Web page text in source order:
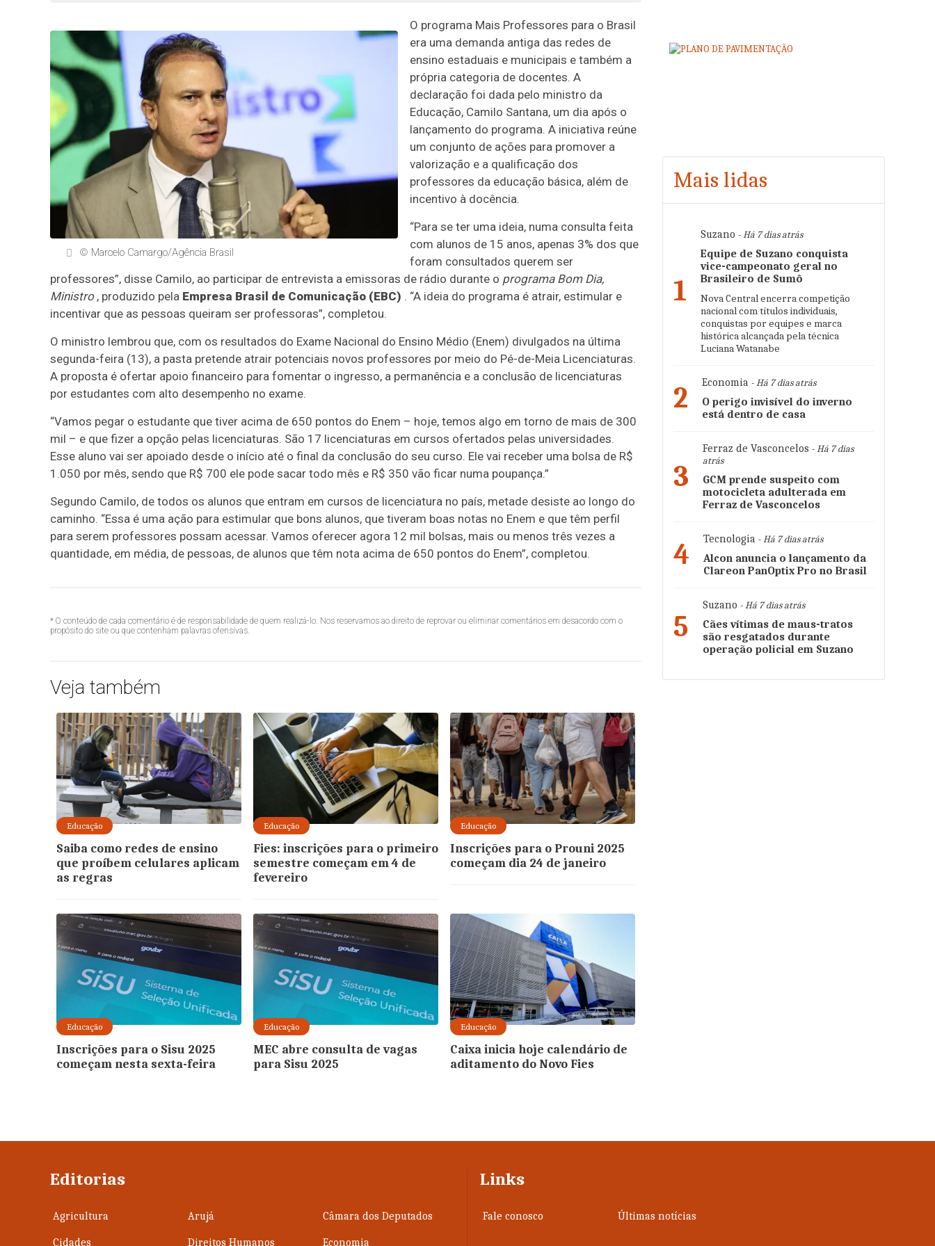
© Marcelo Camargo/Agência Brasil
O programa Mais Professores para o Brasil
era uma demanda antiga das redes de
ensino estaduais e municipais e também a
própria categoria de docentes. A
declaração foi dada pelo ministro da
Educação, Camilo Santana, um dia após o
lançamento do programa. A iniciativa reúne
um conjunto de ações para promover a
valorização e a qualificação dos
professores da educação básica, além de
incentivo à docência.
“Para se ter uma ideia, numa consulta feita
com alunos de 15 anos, apenas 3% dos que
foram consultados querem ser
professores”, disse Camilo, ao participar de entrevista a emissoras de rádio durante o programa Bom Dia,
Ministro, produzido pela Empresa Brasil de Comunicação (EBC) . “A ideia do programa é atrair, estimular e
incentivar que as pessoas queiram ser professoras”, completou.
O ministro lembrou que, com os resultados do Exame Nacional do Ensino Médio (Enem) divulgados na última
segunda-feira (13), a pasta pretende atrair potenciais novos professores por meio do Pé-de-Meia Licenciaturas.
A proposta é ofertar apoio financeiro para fomentar o ingresso, a permanência e a conclusão de licenciaturas
por estudantes com alto desempenho no exame.
“Vamos pegar o estudante que tiver acima de 650 pontos do Enem – hoje, temos algo em torno de mais de 300
mil – e que fizer a opção pelas licenciaturas. São 17 licenciaturas em cursos ofertados pelas universidades.
Esse aluno vai ser apoiado desde o início até o final da conclusão do seu curso. Ele vai receber uma bolsa de R$
1.050 por mês, sendo que R$ 700 ele pode sacar todo mês e R$ 350 vão ficar numa poupança.”
Segundo Camilo, de todos os alunos que entram em cursos de licenciatura no país, metade desiste ao longo do
caminho. “Essa é uma ação para estimular que bons alunos, que tiveram boas notas no Enem e que têm perfil
para serem professores possam acessar. Vamos oferecer agora 12 mil bolsas, mais ou menos três vezes a
quantidade, em média, de pessoas, de alunos que têm nota acima de 650 pontos do Enem”, completou.
* O conteúdo de cada comentário é de responsabilidade de quem realizá-lo. Nos reservamos ao direito de reprovar ou eliminar comentários em desacordo com o
propósito do site ou que contenham palavras ofensivas.
Veja também
Educação
Saiba como redes de ensino
que proíbem celulares aplicam
as regras
Educação
Fies: inscrições para o primeiro
semestre começam em 4 de
fevereiro
Educação
Inscrições para o Prouni 2025
começam dia 24 de janeiro
Educação
Inscrições para o Sisu 2025
começam nesta sexta-feira
Educação
MEC abre consulta de vagas
para Sisu 2025
Educação
Caixa inicia hoje calendário de
aditamento do Novo Fies
Mais lidas
1
Suzano - Há 7 dias atrás
Equipe de Suzano conquista
vice-campeonato geral no
Brasileiro de Sumô
Nova Central encerra competição
nacional com títulos individuais,
conquistas por equipes e marca
histórica alcançada pela técnica
Luciana Watanabe
2 Economia - Há 7 dias atrás
O perigo invisível do inverno
está dentro de casa
3
Ferraz de Vasconcelos - Há 7 dias
atrás
GCM prende suspeito com
motocicleta adulterada em
Ferraz de Vasconcelos
4 Tecnologia - Há 7 dias atrás
Alcon anuncia o lançamento da
Clareon PanOptix Pro no Brasil
5
Suzano - Há 7 dias atrás
Cães vítimas de maus-tratos
são resgatados durante
operação policial em Suzano
Editorias
Agricultura Arujá Câmara dos Deputados
Cidades Direitos Humanos Economia
Links
Fale conosco Últimas notícias